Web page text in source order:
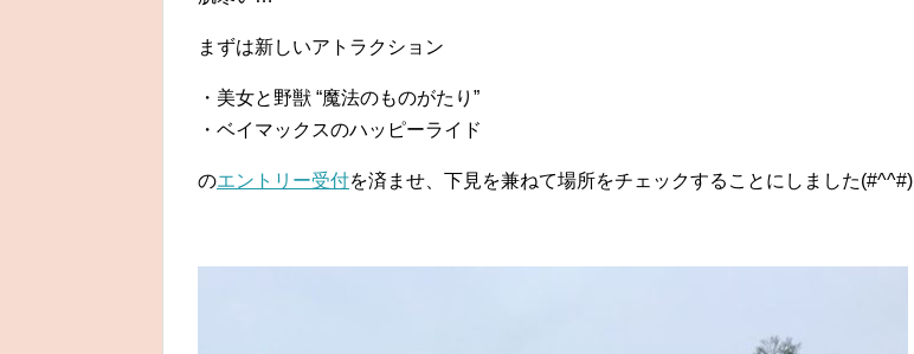
まずは新しいアトラクション
・美女と野獣 “魔法のものがたり”
・ベイマックスのハッピーライド
のエントリー受付を済ませ、下見を兼ねて場所をチェックすることにしました(#^^#)